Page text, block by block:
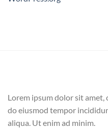
Lorem ipsum dolor sit amet,
do eiusmod tempor
aliqua. Ut enim ad minim.